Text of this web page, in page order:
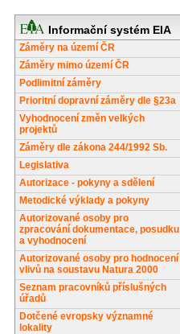
Informační systém EIA
Záměry na území ČR
Záměry mimo území ČR
Podlimitní záměry
Prioritní dopravní záměry dle §23a
Vyhodnocení změn velkých
projektů
Záměry dle zákona 244/1992 Sb.
Legislativa
Autorizace - pokyny a sdělení
Metodické výklady a pokyny
Autorizované osoby pro
zpracování dokumentace, posudku
a vyhodnocení
Autorizované osoby pro hodnocení
vlivů na soustavu Natura 2000
Seznam pracovníků příslušných
úřadů
Dotčené evropsky významné
lokality